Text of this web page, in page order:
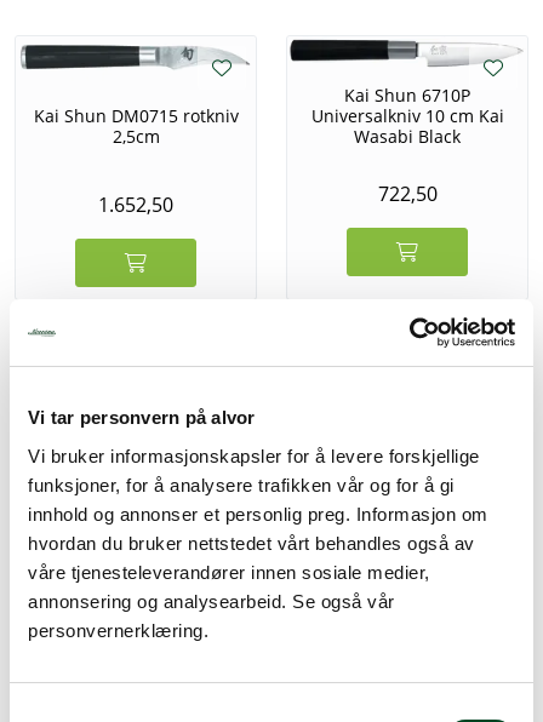
Vi tar personvern på alvor
Vi bruker informasjonskapsler for å levere forskjellige
funksjoner, for å analysere trafikken vår og for å gi
innhold og annonser et personlig preg. Informasjon om
hvordan du bruker nettstedet vårt behandles også av
våre tjenesteleverandører innen sosiale medier,
annonsering og analysearbeid. Se også vår
personvernerklæring.
Kai Shun DM0715 rotkniv
2,5cm
1.652,50
Kai Shun 6710P
Universalkniv 10 cm Kai
Wasabi Black
722,50
16,5cm Kai Wasabi Black
885,00 1.770,00
Kokkekniv 18cm
16,5cm